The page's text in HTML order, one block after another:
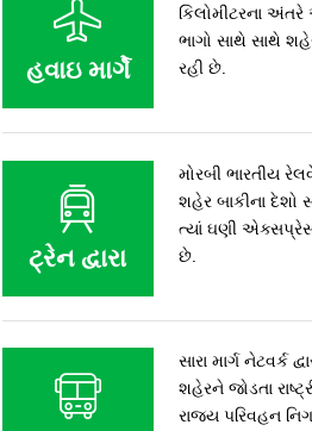
હવાઇ માર્ગે
કિલોમીટરના
ભાગો સાથે સાથે
રહી છે.
ટ્રેન દ્વારા
મોરબી ભારતીય
શહેર બાકીના દેશો
ત્યાં ઘણી
છે.
સારા માર્ગ નેટવર્ક
શહેરને જોડતા
રાજ્ય પરિવહન